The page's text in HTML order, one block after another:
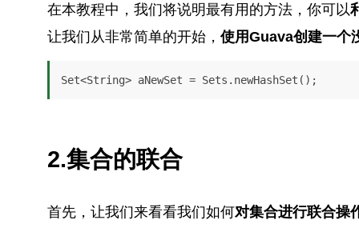
在本教程中，我们将说明最有用的方法，你可以
让我们从非常简单的开始， 使用Guava创建一个
Set<String> aNewSet = Sets.newHashSet();
2.集合的联合
首先，让我们来看看我们如何对集合进行联合操